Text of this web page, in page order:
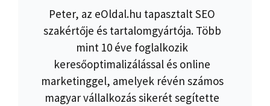
Peter, az eOldal.hu tapasztalt SEO
szakértője és tartalomgyártója. Több
mint 10 éve foglalkozik
keresőoptimalizálással és online
marketinggel, amelyek révén számos
magyar vállalkozás sikerét segítette